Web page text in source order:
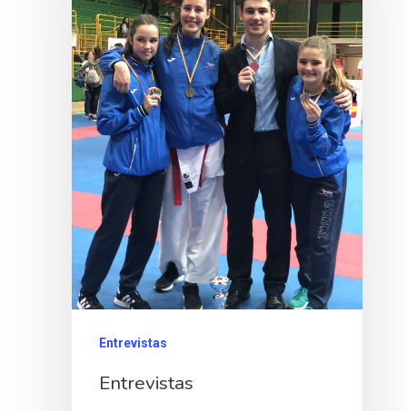
Entrevistas
Entrevistas